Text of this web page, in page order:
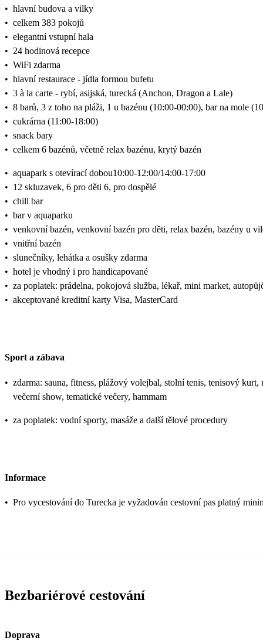
• hlavní budova a vilky
• celkem 383 pokojů
• elegantní vstupní hala
• 24 hodinová recepce
• WiFi zdarma
• hlavní restaurace - jídla formou bufetu
• 3 à la carte - rybí, asijská, turecká (Anchon, Dragon a Lale)
• 8 barů, 3 z toho na pláži, 1 u bazénu (10:00-00:00), bar na mole
• cukrárna (11:00-18:00)
• snack bary
• celkem 6 bazénů, včetně relax bazénu, krytý bazén
• aquapark s otevírací dobou10:00-12:00/14:00-17:00
• 12 skluzavek, 6 pro děti 6, pro dospělé
• chill bar
• bar v aquaparku
• venkovní bazén, venkovní bazén pro děti, relax bazén, bazény u
• vnitřní bazén
• slunečníky, lehátka a osušky zdarma
• hotel je vhodný i pro handicapované
• za poplatek: prádelna, pokojová služba, lékař, mini market,
• akceptované kreditní karty Visa, MasterCard
Sport a zábava
• zdarma: sauna, fitness, plážový volejbal, stolní tenis, tenisový
večerní show, tematické večery, hammam
• za poplatek: vodní sporty, masáže a další tělové procedury
Informace
• Pro vycestování do Turecka je vyžadován cestovní pas platný
Bezbariérové cestování
Doprava